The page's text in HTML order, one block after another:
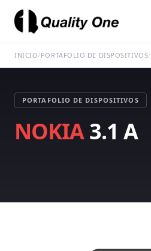
INICIO/PORTAFOLIO DE DISPOSITIVOS/
PORTAFOLIO DE DISPOSITIVOS
NOKIA3.1 A